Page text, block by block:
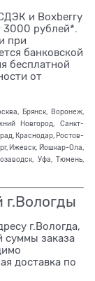
и Boxberry
3000 рублей*.
при
банковской
бесплатной
от
Брянск, Воронеж,
Новгород, Санкт-
Краснодар, Ростов-
Ижевск, Йошкар-Ола,
Уфа, Тюмень,
г.Вологда,
суммы заказа
доставка по